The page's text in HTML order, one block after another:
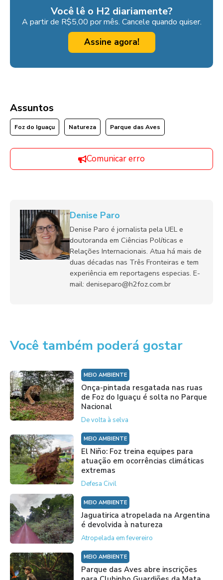
Você lê o H2 diariamente?
A partir de R$5,00 por mês. Cancele quando quiser.
Assine agora!
Assuntos
Foz do Iguaçu Natureza Parque das Aves
Comunicar erro
Denise Paro
Denise Paro é jornalista pela UEL e
doutoranda em Ciências Políticas e
Relações Internacionais. Atua há mais de
duas décadas nas Três Fronteiras e tem
experiência em reportagens especias. E-
mail: deniseparo@h2foz.com.br
Você também poderá gostar
MEIO AMBIENTE
Onça-pintada resgatada nas ruas
de Foz do Iguaçu é solta no Parque
Nacional
De volta à selva
MEIO AMBIENTE
El Niño: Foz treina equipes para
atuação em ocorrências climáticas
extremas
Defesa Civil
MEIO AMBIENTE
Jaguatirica atropelada na Argentina
é devolvida à natureza
Atropelada em fevereiro
MEIO AMBIENTE
Parque das Aves abre inscrições